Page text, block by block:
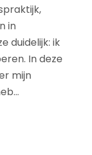
in
duidelijk: ik
In deze
mijn